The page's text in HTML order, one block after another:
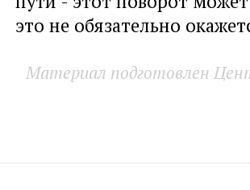
это не обязательно
Материал подготовлен